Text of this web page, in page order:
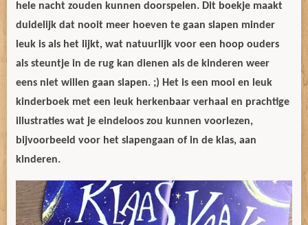
hele nacht zouden kunnen doorspelen. Dit boekje maakt
duidelijk dat nooit meer hoeven te gaan slapen minder
leuk is als het lijkt, wat natuurlijk voor een hoop ouders
als steuntje in de rug kan dienen als de kinderen weer
eens niet willen gaan slapen. ;) Het is een mooi en leuk
kinderboek met een leuk herkenbaar verhaal en prachtige
illustraties wat je eindeloos zou kunnen voorlezen,
bijvoorbeeld voor het slapengaan of in de klas, aan
kinderen.